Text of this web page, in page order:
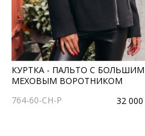
КУРТКА - ПАЛЬТО С БОЛЬШИМ
МЕХОВЫМ ВОРОТНИКОМ
764-60-CH-P
32